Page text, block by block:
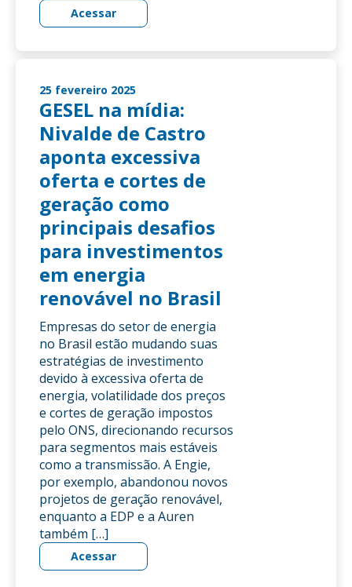
Acessar
25 fevereiro 2025
GESEL na mídia:
Nivalde de Castro
aponta excessiva
oferta e cortes de
geração como
principais desafios
para investimentos
em energia
renovável no Brasil
Empresas do setor de energia
no Brasil estão mudando suas
estratégias de investimento
devido à excessiva oferta de
energia, volatilidade dos preços
e cortes de geração impostos
pelo ONS, direcionando recursos
para segmentos mais estáveis
como a transmissão. A Engie,
por exemplo, abandonou novos
projetos de geração renovável,
enquanto a EDP e a Auren
também […]
Acessar